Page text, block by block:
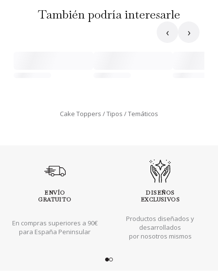
También podría interesarle
‹ ›
Cake Toppers Tipos Temáticos
ENVÍO
GRATUITO
En compras superiores a 90€
para España Peninsular
DISEÑOS
EXCLUSIVOS
Productos diseñados y
desarrollados
por nosotros mismos